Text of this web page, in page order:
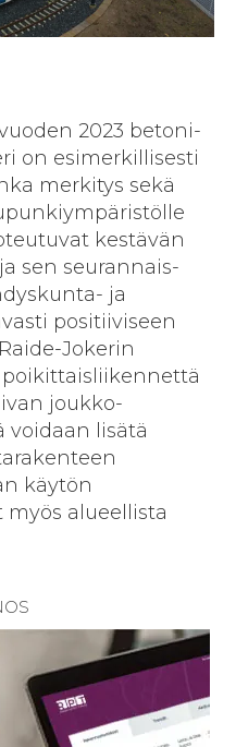
2023 betoni­
on esimerkillisesti
merkitys sekä
kestävän
sen seurannais­
ja
positiiviseen
Jokerin
poikittais­liikennettä
joukko­
voidaan lisätä
käytön
alueellista